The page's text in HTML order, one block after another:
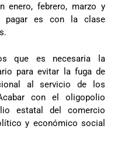
enero, febrero, marzo y
pagar es con la clase
que es necesaria la
para evitar la fuga de
al servicio de los
con el oligopolio
estatal del comercio
y económico social